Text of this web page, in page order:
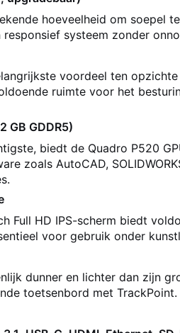
hoeveelheid om soepel
systeem zonder
voordeel ten
ruimte voor het
GB GDDR5)
biedt de Quadro P520
zoals AutoCAD,
Full HD IPS-scherm biedt
voor gebruik onder
dunner en lichter dan zijn
toetsenbord met TrackPoint.